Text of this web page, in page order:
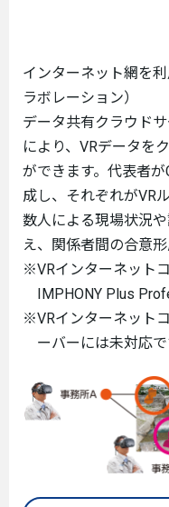
インターネット網を
ラボレーション）
データ共有クラウド
により、VRデータを
ができます。代表者
成し、それぞれがVR
数人による現場状況
え、関係者間の合意
※VRインターネット
IMPHONY Plus
※VRインターネット
ーバーには未対応で